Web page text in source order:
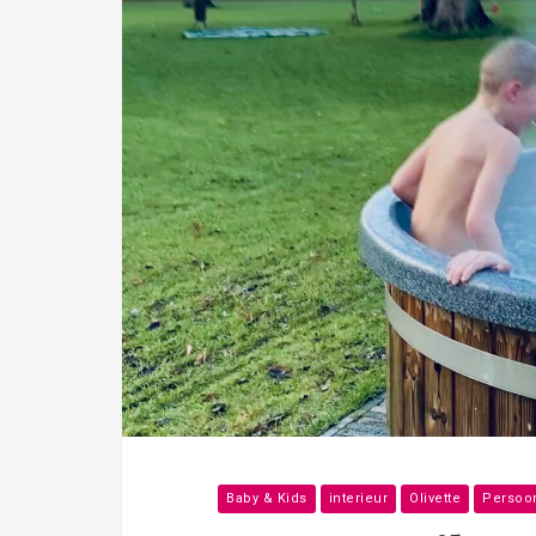
Baby & Kids interieur Olivette